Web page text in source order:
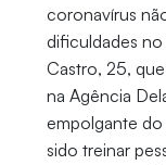
coronavírus
dificuldades
Castro, 25,
na Agência
empolgante
sido treinar